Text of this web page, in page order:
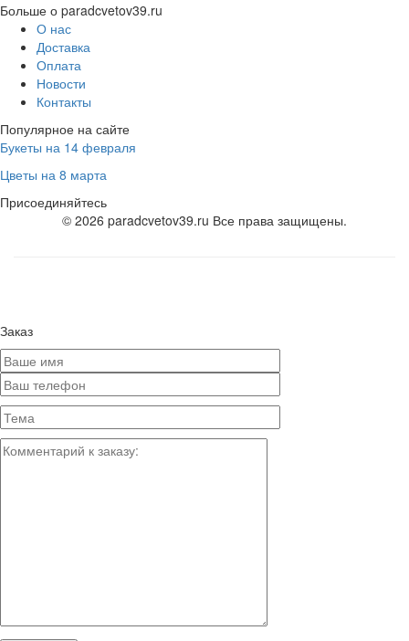
Больше о paradcvetov39.ru
О нас
Доставка
Оплата
Новости
Контакты
Популярное на сайте
Букеты на 14 февраля
Цветы на 8 марта
Присоединяйтесь
© 2026 paradcvetov39.ru Все права защищены.
Заказ